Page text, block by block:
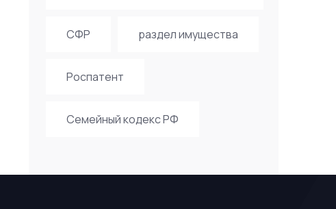
СФР раздел имущества
Роспатент
Семейный кодекс РФ